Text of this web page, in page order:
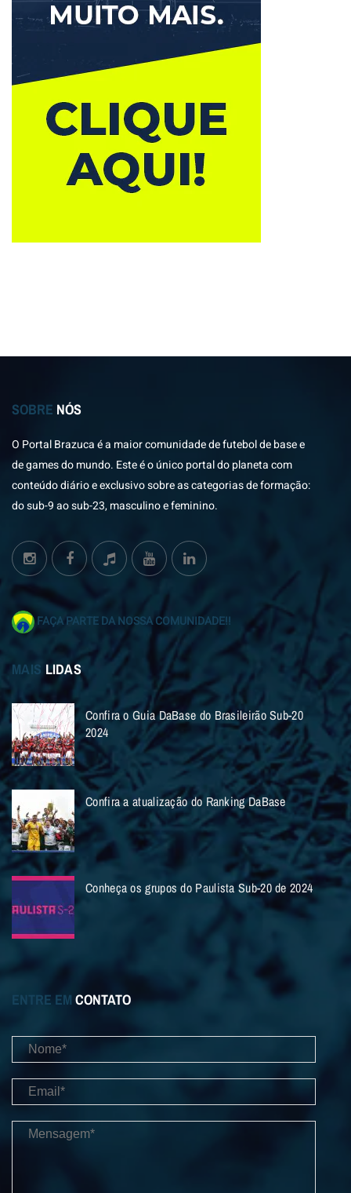
SOBRE NÓS
O Portal Brazuca é a maior comunidade de futebol de base e
de games do mundo. Este é o único portal do planeta com
conteúdo diário e exclusivo sobre as categorias de formação:
do sub-9 ao sub-23, masculino e feminino.
FAÇA PARTE DA NOSSA COMUNIDADE!!
MAIS LIDAS
Confira o Guia DaBase do Brasileirão Sub-20
2024
Confira a atualização do Ranking DaBase
Conheça os grupos do Paulista Sub-20 de 2024
ENTRE EM CONTATO